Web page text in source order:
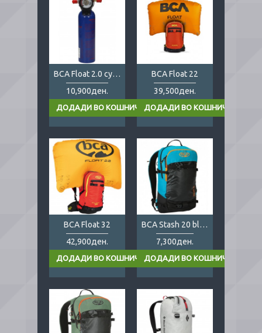
BCA Float 2.0 cylinder
10,900ден.
BCA Float 22
39,500ден.
BCA Float 32
42,900ден.
BCA Stash 20 blue
7,300ден.